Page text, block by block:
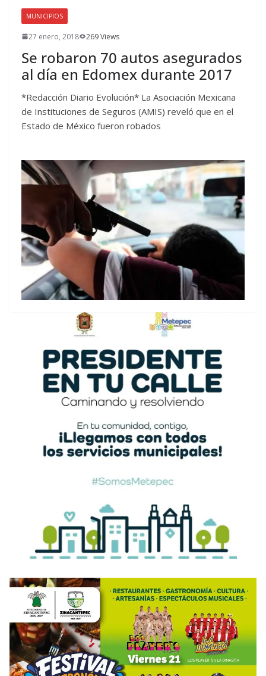
MUNICIPIOS
27 enero, 2018 269 Views
Se robaron 70 autos asegurados
al día en Edomex durante 2017
*Redacción Diario Evolución* La Asociación Mexicana
de Instituciones de Seguros (AMIS) reveló que en el
Estado de México fueron robados